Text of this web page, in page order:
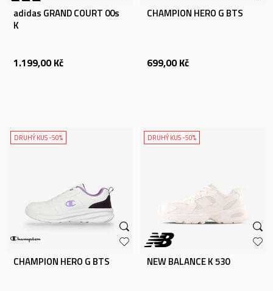
adidas GRAND COURT 00s
K
1.199,00 Kč
CHAMPION HERO G BTS
699,00 Kč
DRUHÝ KUS -50%
CHAMPION HERO G BTS
DRUHÝ KUS -50%
NEW BALANCE K 530